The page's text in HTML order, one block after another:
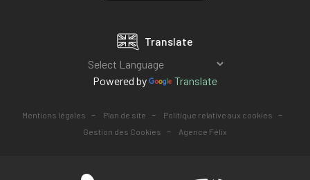
Translate
Powered by Translate
Mentions légales - Plan de site - Politique relative aux cookies -
Gestion des Cookies - Agence Félix